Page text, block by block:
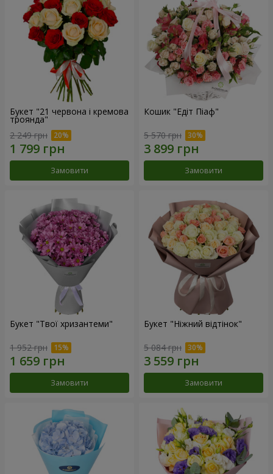
Букет "21 червона і кремова
троянда"
2 249 грн
Замовити
Кошик "Едіт Піаф"
5 570 грн
Замовити
Букет "Твої хризантеми"
1 952 грн
Замовити
Букет "Ніжний відтінок"
5 084 грн
Замовити